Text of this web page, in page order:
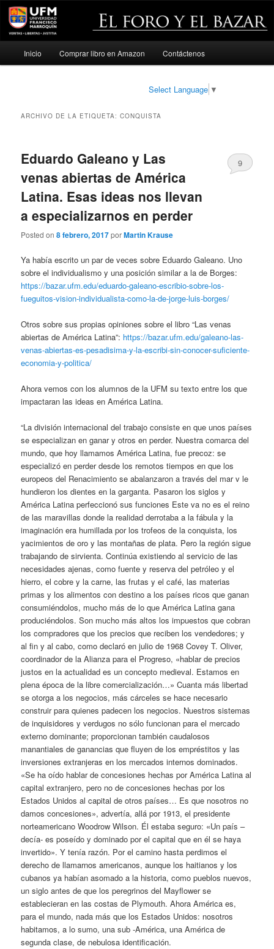
Ir
Ir
Inicio Comprar libro en Amazon Contáctenos
Select Language ▼
ARCHIVO DE LA ETIQUETA:CONQUISTA
Eduardo Galeano y Las
venas abiertas de América
Latina. Esas ideas nos llevan
a especializarnos en perder
Posted on8 febrero, 2017porMartin Krause
9
Ya había escrito un par de veces sobre Eduardo Galeano. Uno
sobre el individualismo y una posición similar a la de Borges:
https://bazar.ufm.edu/eduardo-galeano-escribio-sobre-los-
fueguitos-vision-individualista-como-la-de-jorge-luis-borges/
Otros sobre sus propias opiniones sobre el libro “Las venas
abiertas de América Latina”: https://bazar.ufm.edu/galeano-las-
venas-abiertas-es-pesadisima-y-la-escribi-sin-conocer-suficiente-
economia-y-politica/
Ahora vemos con los alumnos de la UFM su texto entre los que
impactaran las ideas en América Latina.
“La división internacional del trabajo consiste en que unos países
se especializan en ganar y otros en perder. Nuestra comarca del
mundo, que hoy llamamos América Latina, fue precoz: se
especializó en perder desde los remotos tiempos en que los
europeos del Renacimiento se abalanzaron a través del mar v le
hundieron los dientes en la garganta. Pasaron los siglos y
América Latina perfeccionó sus funciones Este va no es el reino
de las maravillas donde la realidad derrotaba a la fábula y la
imaginación era humillada por los trofeos de la conquista, los
yacimientos de oro y las montañas de plata. Pero la región sigue
trabajando de sirvienta. Continúa existiendo al servicio de las
necesidades ajenas, como fuente y reserva del petróleo y el
hierro, el cobre y la carne, las frutas y el café, las materias
primas y los alimentos con destino a los países ricos que ganan
consumiéndolos, mucho más de lo que América Latina gana
produciéndolos. Son mucho más altos los impuestos que cobran
los compradores que los precios que reciben los vendedores; y
al fin y al cabo, como declaró en julio de 1968 Covey T. Oliver,
coordinador de la Alianza para el Progreso, «hablar de precios
justos en la actualidad es un concepto medieval. Estamos en
plena época de la libre comercialización…» Cuanta más libertad
se otorga a los negocios, más cárceles se hace necesario
construir para quienes padecen los negocios. Nuestros sistemas
de inquisidores y verdugos no sólo funcionan para el mercado
externo dominante; proporcionan también caudalosos
manantiales de ganancias que fluyen de los empréstitos y las
inversiones extranjeras en los mercados internos dominados.
«Se ha oído hablar de concesiones hechas por América Latina al
capital extranjero, pero no de concesiones hechas por los
Estados Unidos al capital de otros países… Es que nosotros no
damos concesiones», advertía, allá por 1913, el presidente
norteamericano Woodrow Wilson. Él estaba seguro: «Un país –
decía- es poseído y dominado por el capital que en él se haya
invertido». Y tenía razón. Por el camino hasta perdimos el
derecho de llamarnos americanos, aunque los haitianos y los
cubanos ya habían asomado a la historia, como pueblos nuevos,
un siglo antes de que los peregrinos del Mayflower se
establecieran en las costas de Plymouth. Ahora América es,
para el mundo, nada más que los Estados Unidos: nosotros
habitamos, a lo sumo, una sub -América, una América de
segunda clase, de nebulosa identificación.